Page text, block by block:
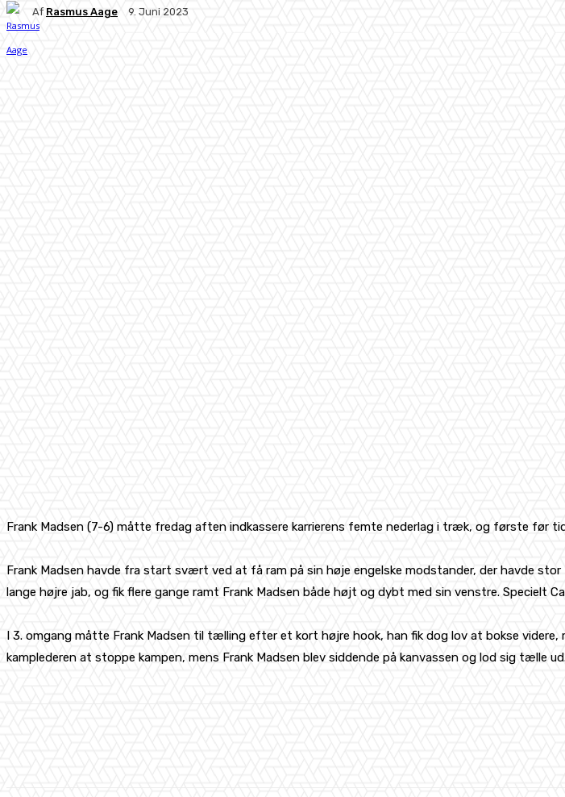
Af Rasmus Aage 9. Juni 2023
Frank Madsen (7-6) måtte fredag aften indkassere karrierens femte nederlag i træk, og første før
Frank Madsen havde fra start svært ved at få ram på sin høje engelske modstander, der havde
lange højre jab, og fik flere gange ramt Frank Madsen både højt og dybt med sin venstre. Specielt
I 3. omgang måtte Frank Madsen til tælling efter et kort højre hook, han fik dog lov at bokse
kamplederen at stoppe kampen, mens Frank Madsen blev siddende på kanvassen og lod sig tælle